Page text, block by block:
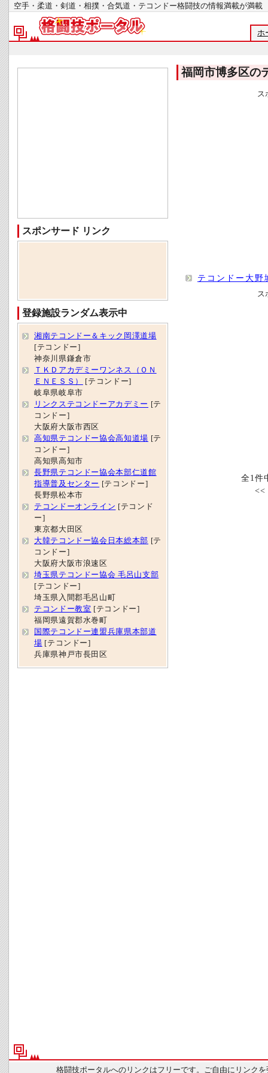
空手・柔道・剣道・相撲・合気道・テコンドー格闘技の情報満載が
ホ
福岡市博多区の
ス
テコンドー大野
ス
全1件
<<
スポンサード リンク
登録施設ランダム表示中
湘南テコンドー＆キック岡澤道場
[テコンドー]
神奈川県鎌倉市
ＴＫＤアカデミーワンネス（ＯＮ
ＥＮＥＳＳ）
[テコンドー]
岐阜県岐阜市
リンクステコンドーアカデミー [テ
コンドー]
大阪府大阪市西区
高知県テコンドー協会高知道場 [テ
コンドー]
高知県高知市
長野県テコンドー協会本部仁道館
指導普及センター [テコンドー]
長野県松本市
テコンドーオンライン [テコンド
ー]
東京都大田区
大韓テコンドー協会日本総本部 [テ
コンドー]
大阪府大阪市浪速区
埼玉県テコンドー協会 毛呂山支部
[テコンドー]
埼玉県入間郡毛呂山町
テコンドー教室 [テコンドー]
福岡県遠賀郡水巻町
国際テコンドー連盟兵庫県本部道
場 [テコンドー]
兵庫県神戸市長田区
格闘技ポータルへのリンクはフリーです。ご自由にリンク